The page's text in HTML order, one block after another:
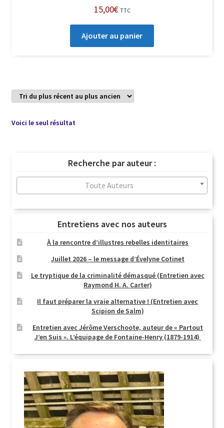
15,00€ TTC
Ajouter au panier
Voici le seul résultat
Recherche par auteur :
Toute Auteurs
Entretiens avec nos auteurs
À la rencontre d’illustres rebelles identitaires
Juillet 2026 – le message d’Évelyne Cotinet
Le tryptique de la criminalité démasqué (Entretien avec
Raymond H. A. Carter)
Il faut préparer la vraie alternative ! (Entretien avec
Scipion de Salm)
Entretien avec Jérôme Verschoote, auteur de « Partout
J’en Suis ». L’équipage de Fontaine-Henry (1879-1914)